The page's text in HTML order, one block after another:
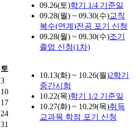
09.26(토)학기 1/4 기준일
09.28(월) ~ 09.30(수)교직
복수(연계)전공 포기 신청
09.28(월) ~ 09.30(수)조기
졸업 신청(1차)
토
3
10
17
24
31
10.13(화) ~ 10.26(월)2학기
중간시험
10.22(목)학기 1/2 기준일
10.27(화) ~ 10.29(목)취득
교과목 학점 포기 신청